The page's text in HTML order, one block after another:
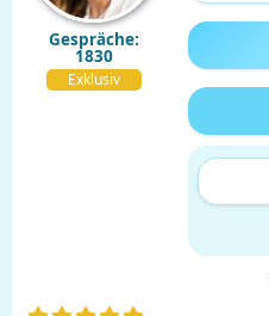
Gespräche:
1830
Exklusiv